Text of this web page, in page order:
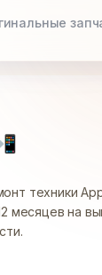
техники
месяцев на